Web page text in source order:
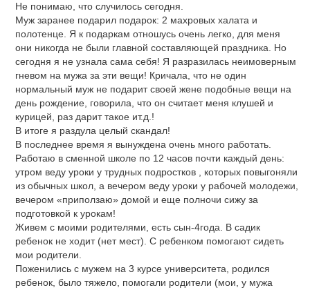
Не понимаю, что случилось сегодня.
Муж заранее подарил подарок: 2 махровых халата и
полотенце. Я к подаркам отношусь очень легко, для меня
они никогда не были главной составляющей праздника. Но
сегодня я не узнала сама себя! Я разразилась неимоверным
гневом на мужа за эти вещи! Кричала, что не один
нормальный муж не подарит своей жене подобные вещи на
день рождение, говорила, что он считает меня клушей и
курицей, раз дарит такое ит.д.!
В итоге я раздула целый скандал!
В последнее время я вынуждена очень много работать.
Работаю в сменной школе по 12 часов почти каждый день:
утром веду уроки у трудных подростков , которых повыгоняли
из обычных школ, а вечером веду уроки у рабочей молодежи,
вечером «приползаю» домой и еще полночи сижу за
подготовкой к урокам!
Живем с моими родителями, есть сын-4года. В садик
ребенок не ходит (нет мест). С ребенком помогают сидеть
мои родители.
Поженились с мужем на 3 курсе университета, родился
ребенок, было тяжело, помогали родители (мои, у мужа